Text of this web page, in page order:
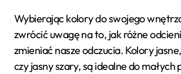
Wybierając kolory do swojego
zwrócić uwagę na to, jak różne
zmieniać nasze odczucia. Kolory
czy jasny szary, są idealne do małych